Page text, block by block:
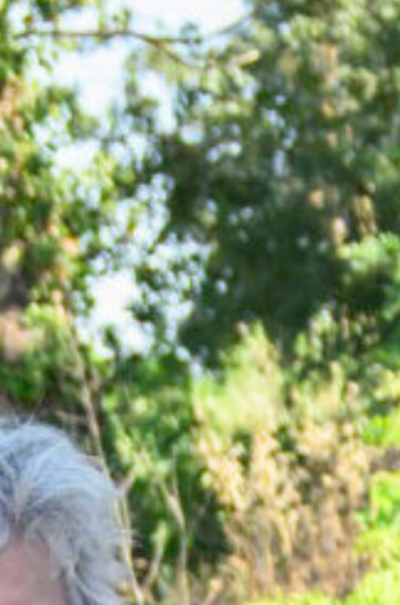
La
Structure
Le
Bassin
Versant
Des
Outils
Réalisations